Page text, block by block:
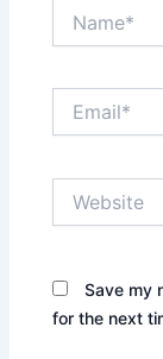
Save my
for the next